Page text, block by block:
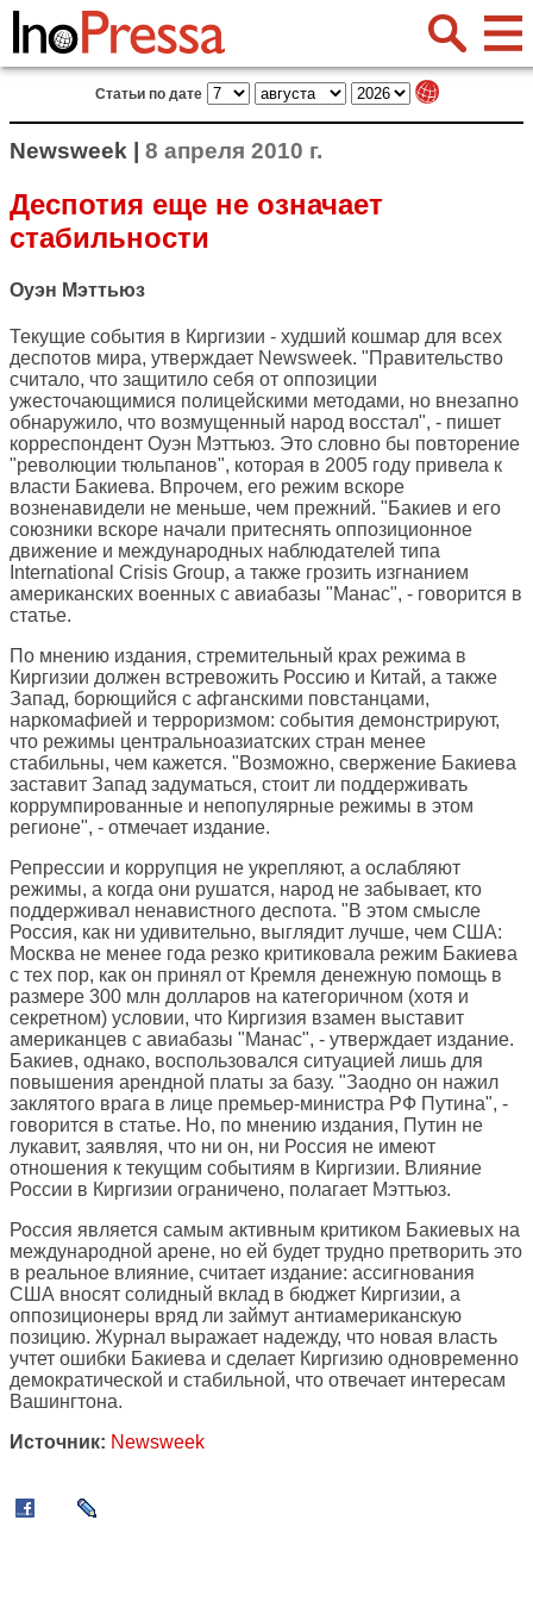
Статьи по дате
Newsweek | 8 апреля 2010 г.
Деспотия еще не означает
стабильности
Оуэн Мэттьюз
Текущие события в Киргизии - худший кошмар для всех
деспотов мира, утверждает Newsweek. "Правительство
считало, что защитило себя от оппозиции
ужесточающимися полицейскими методами, но внезапно
обнаружило, что возмущенный народ восстал", - пишет
корреспондент Оуэн Мэттьюз. Это словно бы повторение
"революции тюльпанов", которая в 2005 году привела к
власти Бакиева. Впрочем, его режим вскоре
возненавидели не меньше, чем прежний. "Бакиев и его
союзники вскоре начали притеснять оппозиционное
движение и международных наблюдателей типа
International Crisis Group, а также грозить изгнанием
американских военных с авиабазы "Манас", - говорится в
статье.
По мнению издания, стремительный крах режима в
Киргизии должен встревожить Россию и Китай, а также
Запад, борющийся с афганскими повстанцами,
наркомафией и терроризмом: события демонстрируют,
что режимы центральноазиатских стран менее
стабильны, чем кажется. "Возможно, свержение Бакиева
заставит Запад задуматься, стоит ли поддерживать
коррумпированные и непопулярные режимы в этом
регионе", - отмечает издание.
Репрессии и коррупция не укрепляют, а ослабляют
режимы, а когда они рушатся, народ не забывает, кто
поддерживал ненавистного деспота. "В этом смысле
Россия, как ни удивительно, выглядит лучше, чем США:
Москва не менее года резко критиковала режим Бакиева
с тех пор, как он принял от Кремля денежную помощь в
размере 300 млн долларов на категоричном (хотя и
секретном) условии, что Киргизия взамен выставит
американцев с авиабазы "Манас", - утверждает издание.
Бакиев, однако, воспользовался ситуацией лишь для
повышения арендной платы за базу. "Заодно он нажил
заклятого врага в лице премьер-министра РФ Путина", -
говорится в статье. Но, по мнению издания, Путин не
лукавит, заявляя, что ни он, ни Россия не имеют
отношения к текущим событиям в Киргизии. Влияние
России в Киргизии ограничено, полагает Мэттьюз.
Россия является самым активным критиком Бакиевых на
международной арене, но ей будет трудно претворить это
в реальное влияние, считает издание: ассигнования
США вносят солидный вклад в бюджет Киргизии, а
оппозиционеры вряд ли займут антиамериканскую
позицию. Журнал выражает надежду, что новая власть
учтет ошибки Бакиева и сделает Киргизию одновременно
демократической и стабильной, что отвечает интересам
Вашингтона.
Источник: Newsweek